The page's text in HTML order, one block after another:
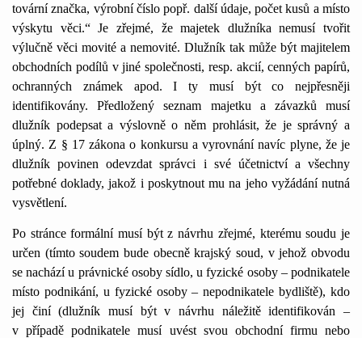
tovární značka, výrobní číslo popř. další údaje, počet kusů a místo
výskytu věci.“ Je zřejmé, že majetek dlužníka nemusí tvořit
výlučně věci movité a nemovité. Dlužník tak může být majitelem
obchodních podílů v jiné společnosti, resp. akcií, cenných papírů,
ochranných známek apod. I ty musí být co nejpřesněji
identifikovány. Předložený seznam majetku a závazků musí
dlužník podepsat a výslovně o něm prohlásit, že je správný a
úplný. Z § 17 zákona o konkursu a vyrovnání navíc plyne, že je
dlužník povinen odevzdat správci i své účetnictví a všechny
potřebné doklady, jakož i poskytnout mu na jeho vyžádání nutná
vysvětlení.
Po stránce formální musí být z návrhu zřejmé, kterému soudu je
určen (tímto soudem bude obecně krajský soud, v jehož obvodu
se nachází u právnické osoby sídlo, u fyzické osoby – podnikatele
místo podnikání, u fyzické osoby – nepodnikatele bydliště), kdo
jej činí (dlužník musí být v návrhu náležitě identifikován –
v případě podnikatele musí uvést svou obchodní firmu nebo